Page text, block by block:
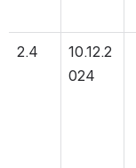
2.4
10.12.2
024